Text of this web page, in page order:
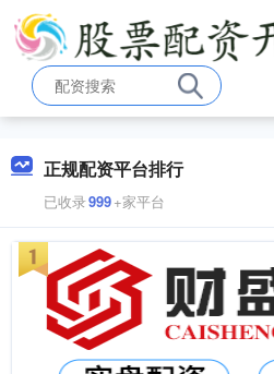
正规配资平台排行
已收录999+家平台